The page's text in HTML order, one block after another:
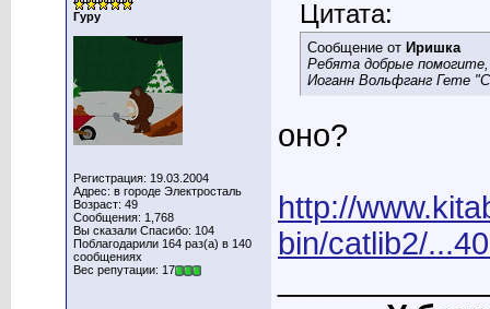
Гуру
Регистрация: 19.03.2004
Адрес: в городе Электросталь
Возраст: 49
Сообщения: 1,768
Вы сказали Спасибо: 104
Поблагодарили 164 раз(а) в 140
сообщениях
Вес репутации: 17
Цитата:
Сообщение от Иришка
Ребята добрые
Иоганн Вольфганг Гете
оно?
http://
bin/catlib2/